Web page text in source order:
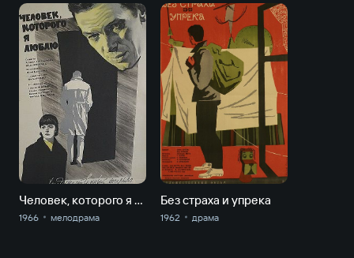
Человек, которого я люблю
1966 мелодрама
Без страха и упрека
1962 драма